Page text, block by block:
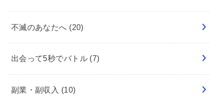
不滅のあなたへ (20)
出会って5秒でバトル (7)
副業・副収入 (10)